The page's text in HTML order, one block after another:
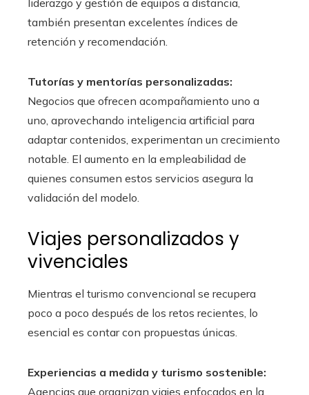
liderazgo y gestión de equipos a distancia,
también presentan excelentes índices de
retención y recomendación.
Tutorías y mentorías personalizadas:
Negocios que ofrecen acompañamiento uno a
uno, aprovechando inteligencia artificial para
adaptar contenidos, experimentan un crecimiento
notable. El aumento en la empleabilidad de
quienes consumen estos servicios asegura la
validación del modelo.
Viajes personalizados y
vivenciales
Mientras el turismo convencional se recupera
poco a poco después de los retos recientes, lo
esencial es contar con propuestas únicas.
Experiencias a medida y turismo sostenible:
Agencias que organizan viajes enfocados en la